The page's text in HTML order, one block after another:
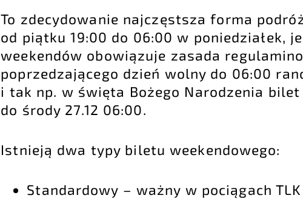
To zdecydowanie najczęstsza forma
od piątku 19:00 do 06:00 w poniedziałek,
weekendów obowiązuje zasada
poprzedzającego dzień wolny do 06:00
i tak np. w święta Bożego Narodzenia bilet
do środy 27.12 06:00.
Istnieją dwa typy biletu weekendowego:
Standardowy – ważny w pociągach TLK